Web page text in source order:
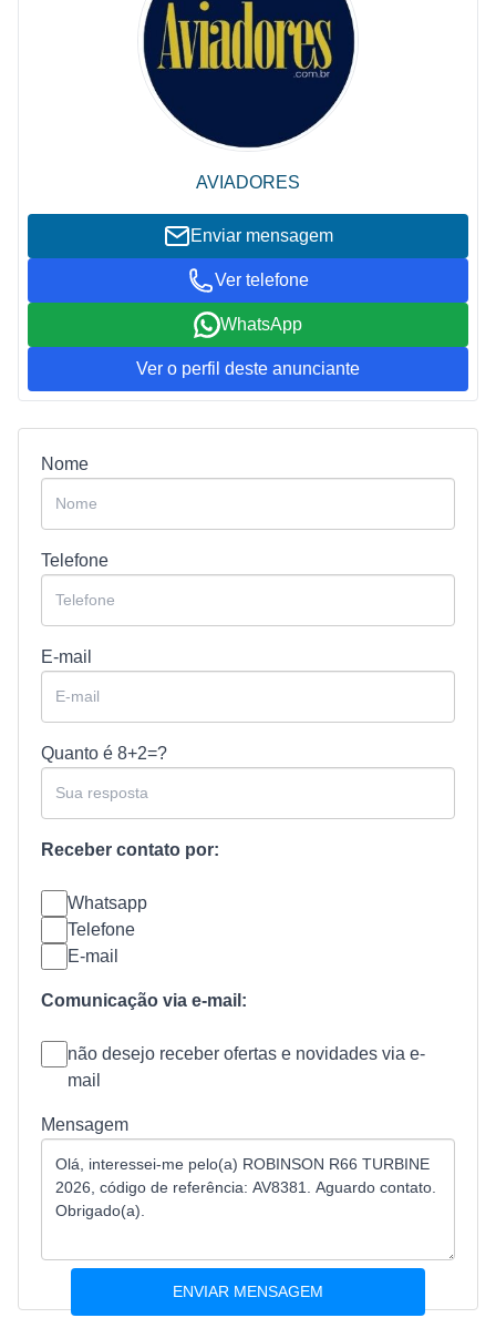
AVIADORES
Enviar mensagem
Ver telefone
WhatsApp
Ver o perfil deste anunciante
Nome
Telefone
E-mail
Quanto é 8+2=?
Receber contato por:
Whatsapp
Telefone
E-mail
Comunicação via e-mail:
não desejo receber ofertas e novidades via e-
mail
Mensagem